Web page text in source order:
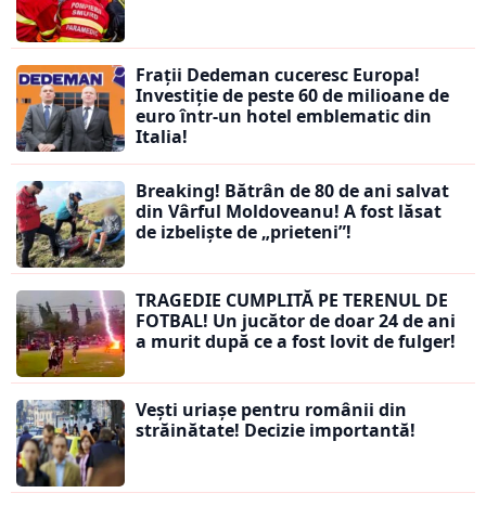
Frații Dedeman cuceresc Europa!
Investiție de peste 60 de milioane de
euro într-un hotel emblematic din
Italia!
Breaking! Bătrân de 80 de ani salvat
din Vârful Moldoveanu! A fost lăsat
de izbeliște de „prieteni”!
TRAGEDIE CUMPLITĂ PE TERENUL DE
FOTBAL! Un jucător de doar 24 de ani
a murit după ce a fost lovit de fulger!
Vești uriașe pentru românii din
străinătate! Decizie importantă!